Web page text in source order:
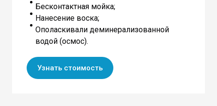
Бесконтактная мойка;
Нанесение воска;
Ополаскивали деминерализованной
водой (осмос).
Узнать стоимость